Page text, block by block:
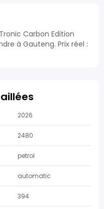
Carbon Edition
à Gauteng. Prix réel :
2026
2480
petrol
automatic
394